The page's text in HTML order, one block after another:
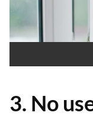
3. No